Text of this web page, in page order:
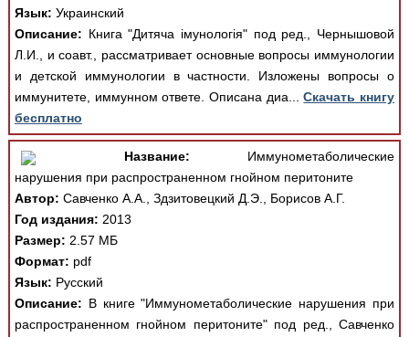
Язык: Украинский
Описание: Книга "Дитяча імунологія" под ред., Чернышовой
Л.И., и соавт., рассматривает основные вопросы иммунологии
и детской иммунологии в частности. Изложены вопросы о
иммунитете, иммунном ответе. Описана диа...Скачать книгу
бесплатно
Название: Иммунометаболические
нарушения при распространенном гнойном перитоните
Автор: Савченко А.А., Здзитовецкий Д.Э., Борисов А.Г.
Год издания: 2013
Размер: 2.57 МБ
Формат: pdf
Язык: Русский
Описание: В книге "Иммунометаболические нарушения при
распространенном гнойном перитоните" под ред., Савченко